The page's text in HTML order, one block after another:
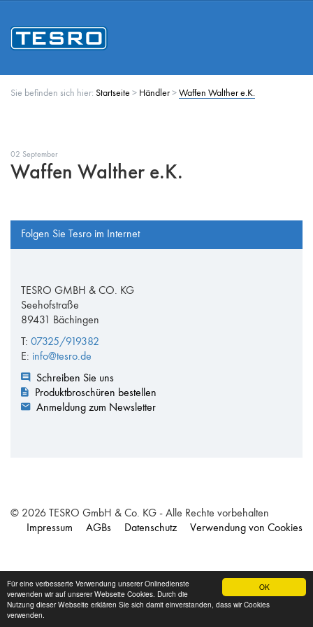
OK
Für eine verbesserte Verwendung unserer Onlinedienste
verwenden wir auf unserer Webseite Cookies. Durch die
Nutzung dieser Webseite erklären Sie sich damit einverstanden, dass wir Cookies
verwenden.
Sie befinden sich hier: Startseite > Händler > Waffen Walther e.K.
02 September
Waffen Walther e.K.
Folgen Sie Tesro im Internet
TESRO GMBH & CO. KG
Seehofstraße
89431 Bächingen
T: 07325/919382
E: info@tesro.de
Schreiben Sie uns
Produktbroschüren bestellen
Anmeldung zum Newsletter
© 2026 TESRO GmbH & Co. KG - Alle Rechte vorbehalten
Impressum
AGBs Datenschutz Verwendung von Cookies